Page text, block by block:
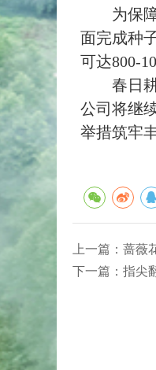
为保障
面完成种
可达800-
春日耕
公司将继
举措筑牢
上一篇： 蔷薇
下一篇： 指尖